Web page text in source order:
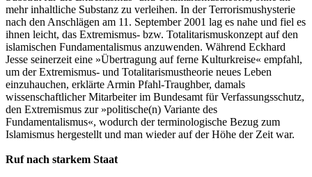
mehr inhaltliche Substanz zu verleihen. In der Terrorismushysterie
nach den Anschlägen am 11. September 2001 lag es nahe und fiel es
ihnen leicht, das Extremismus- bzw. Totalitarismuskonzept auf den
islamischen Fundamentalismus anzuwenden. Während Eckhard
Jesse seinerzeit eine »Übertragung auf ferne Kulturkreise« empfahl,
um der Extremismus- und Totalitarismustheorie neues Leben
einzuhauchen, erklärte Armin Pfahl-Traughber, damals
wissenschaftlicher Mitarbeiter im Bundesamt für Verfassungsschutz,
den Extremismus zur »politische(n) Variante des
Fundamentalismus«, wodurch der terminologische Bezug zum
Islamismus hergestellt und man wieder auf der Höhe der Zeit war.
Ruf nach starkem Staat